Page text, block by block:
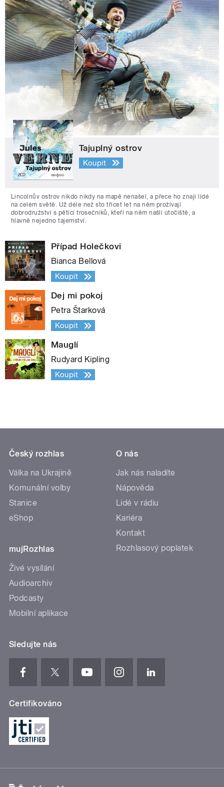
Tajuplný ostrov
Koupit
Lincolnův ostrov nikdo nikdy na mapě nenašel, a přece ho znají lidé
na celém světě. Už déle než sto třicet let na něm prožívají
dobrodružství s pěticí trosečníků, kteří na něm našli útočiště, a
hlavně nejedno tajemství.
Případ Holečkovi
Bianca Bellová
Koupit
Dej mi pokoj
Petra Štarková
Koupit
Mauglí
Rudyard Kipling
Koupit
Český rozhlas
Válka na Ukrajině
Komunální volby
Stanice
eShop
mujRozhlas
Živé vysílání
Audioarchiv
Podcasty
Mobilní aplikace
O nás
Jak nás naladíte
Nápověda
Lidé v rádiu
Kariéra
Kontakt
Rozhlasový poplatek
Sledujte nás
Certifikováno